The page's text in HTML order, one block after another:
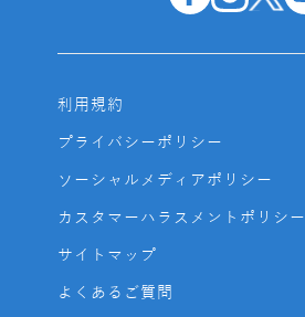
利用規約
プライバシーポリシー
ソーシャルメディアポリシー
カスタマーハラスメントポリシー
サイトマップ
よくあるご質問